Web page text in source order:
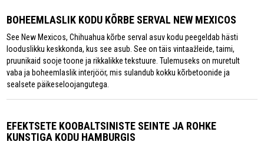
BOHEEMLASLIK KODU KÕRBE SERVAL NEW MEXICOS
See New Mexicos, Chihuahua kõrbe serval asuv kodu peegeldab hästi
looduslikku keskkonda, kus see asub. See on täis vintaažleide, taimi,
pruunikaid sooje toone ja rikkalikke tekstuure. Tulemuseks on muretult
vaba ja boheemlaslik interjöör, mis sulandub kokku kõrbetoonide ja
sealsete päikeseloojangutega.
EFEKTSETE KOOBALTSINISTE SEINTE JA ROHKE
KUNSTIGA KODU HAMBURGIS